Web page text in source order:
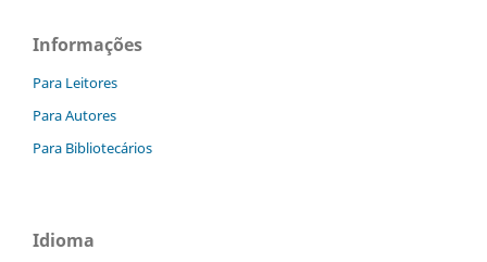
Informações
Para Leitores
Para Autores
Para Bibliotecários
Idioma